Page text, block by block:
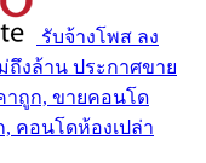
รับจ้างโพส ลง
ถึงล้าน ประกาศขาย
าถูก, ขายคอนโด
คอนโดห้องเปล่า